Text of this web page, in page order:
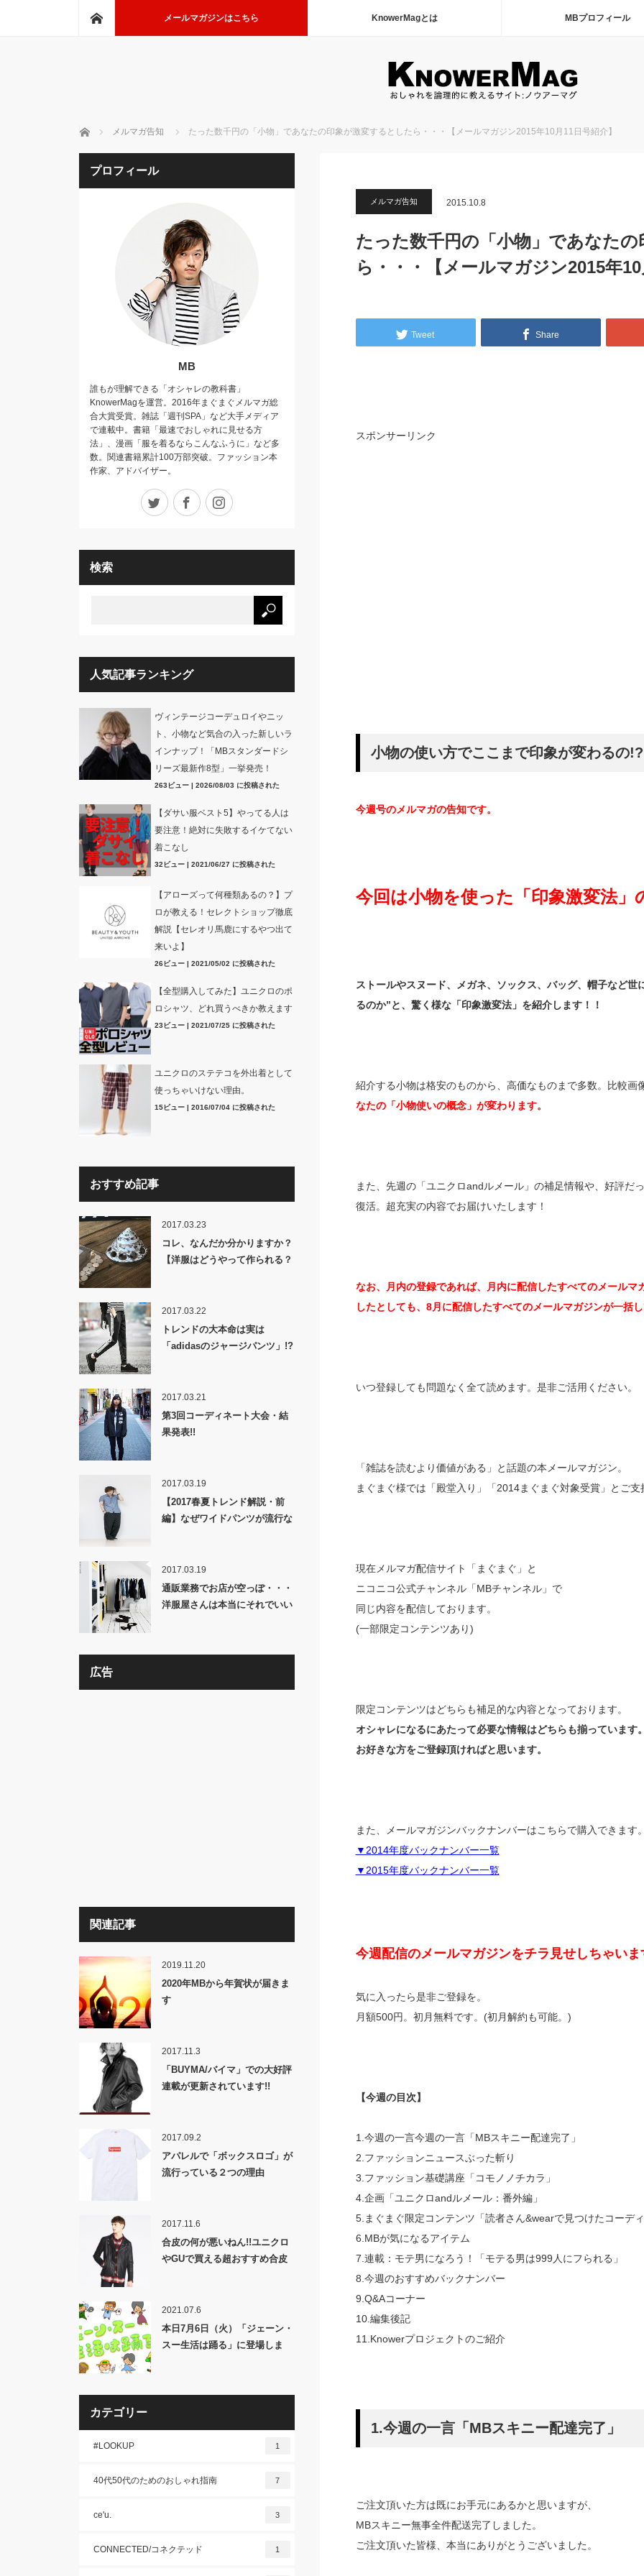
メールマガジンはこちら KnowerMagとは MBプロフィール
ホーム メルマガ告知 たった数千円の「小物」であなたの印象が激変するとしたら・・・【メールマガジン2015年10月11日号紹介】
メルマガ告知 2015.10.8
たった数千円の「小物」であなた
ら・・・【メールマガジン2015年
Tweet Share
スポンサーリンク
小物の使い方でここまで印象が変わるの!?
今週号のメルマガの告知です。
今回は小物を使った「印象激変法」
ストールやスヌード、メガネ、ソックス、バッグ、帽子など
るのか”と、驚く様な「印象激変法」を紹介します！！
紹介する小物は格安のものから、高価なものまで多数。比較画
なたの「小物使いの概念」が変わります。
また、先週の「ユニクロandルメール」の補足情報や、好評だ
復活。超充実の内容でお届けいたします！
なお、月内の登録であれば、月内に配信したすべてのメール
したとしても、8月に配信したすべてのメールマガジンが一括
いつ登録しても問題なく全て読めます。是非ご活用ください。
「雑誌を読むより価値がある」と話題の本メールマガジン。
まぐまぐ様では「殿堂入り」「2014まぐまぐ対象受賞」とご
現在メルマガ配信サイト「まぐまぐ」と
ニコニコ公式チャンネル「MBチャンネル」で
同じ内容を配信しております。
(一部限定コンテンツあり)
限定コンテンツはどちらも補足的な内容となっております。
オシャレになるにあたって必要な情報はどちらも揃っています
お好きな方をご登録頂ければと思います。
また、メールマガジンバックナンバーはこちらで購入できます
▼2014年度バックナンバー一覧
▼2015年度バックナンバー一覧
今週配信のメールマガジンをチラ見せしちゃいま
気に入ったら是非ご登録を。
月額500円。初月無料です。(初月解約も可能。)
【今週の目次】
1.今週の一言今週の一言「MBスキニー配達完了」
2.ファッションニュースぶった斬り
3.ファッション基礎講座「コモノノチカラ」
4.企画「ユニクロandルメール：番外編」
5.まぐまぐ限定コンテンツ「読者さん&wearで見つけたコーデ
6.MBが気になるアイテム
7.連載：モテ男になろう！「モテる男は999人にフられる」
8.今週のおすすめバックナンバー
9.Q&Aコーナー
10.編集後記
11.Knowerプロジェクトのご紹介
1.今週の一言「MBスキニー配達完了」
ご注文頂いた方は既にお手元にあるかと思いますが、
MBスキニー無事全件配送完了しました。
ご注文頂いた皆様、本当にありがとうございました。
プロフィール
MB
誰もが理解できる「オシャレの教科書」
KnowerMagを運営。2016年まぐまぐメルマガ総
合大賞受賞。雑誌「週刊SPA」など大手メディア
で連載中。書籍「最速でおしゃれに見せる方
法」、漫画「服を着るならこんなふうに」など多
数。関連書籍累計100万部突破。ファッション本
作家、アドバイザー。
Twitter Facebook
検索
人気記事ランキング
ヴィンテージコーデュロイやニッ
ト、小物など気合の入った新しいラ
インナップ！「MBスタンダードシ
リーズ最新作8型」一挙発売！
263ビュー| 2026/08/03 に投稿された
【ダサい服ベスト5】やってる人は
要注意！絶対に失敗するイケてない
着こなし
32ビュー| 2021/06/27 に投稿された
【アローズって何種類あるの？】プ
ロが教える！セレクトショップ徹底
解説【セレオリ馬鹿にするやつ出て
来いよ】
26ビュー| 2021/05/02 に投稿された
【全型購入してみた】ユニクロのポ
ロシャツ、どれ買うべきか教えます
23ビュー| 2021/07/25 に投稿された
ユニクロのステテコを外出着として
使っちゃいけない理由。
15ビュー| 2016/07/04 に投稿された
おすすめ記事
2017.03.23
コレ、なんだか分かりますか？
【洋服はどうやって作られる？
2017.03.22
トレンドの大本命は実は
「adidasのジャージパンツ」!?
2017.03.21
第3回コーディネート大会・結
果発表!!
2017.03.19
【2017春夏トレンド解説・前
編】なぜワイドパンツが流行な
2017.03.19
通販業務でお店が空っぽ・・・
洋服屋さんは本当にそれでいい
広告
関連記事
2019.11.20
2020年MBから年賀状が届きま
す
2017.11.3
「BUYMA/バイマ」での大好評
連載が更新されています!!
2017.09.2
アパレルで「ボックスロゴ」が
流行っている２つの理由
2017.11.6
合皮の何が悪いねん!!ユニクロ
やGUで買える超おすすめ合皮
2021.07.6
本日7月6日（火）「ジェーン・
スー生活は踊る」に登場しま
カテゴリー
#LOOKUP 1
40代50代のためのおしゃれ指南 7
ce'u. 3
CONNECTED/コネクテッド 1